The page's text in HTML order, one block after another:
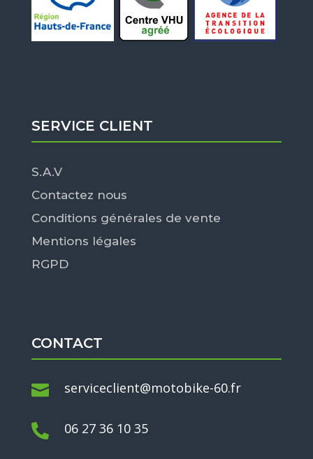
SERVICE CLIENT
S.A.V
Contactez nous
Conditions générales de vente
Mentions légales
RGPD
CONTACT
 serviceclient@motobike-60.fr
 06 27 36 10 35